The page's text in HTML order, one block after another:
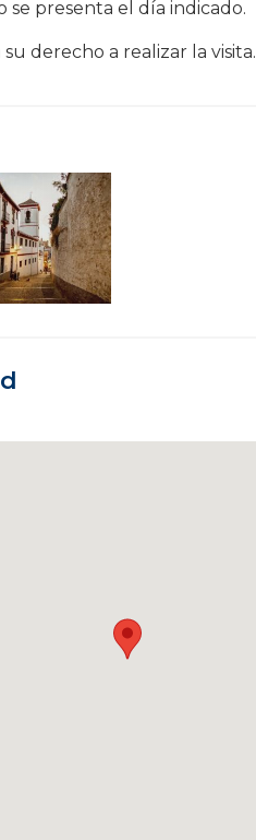
se presenta el día indicado.
derecho a realizar la visita.